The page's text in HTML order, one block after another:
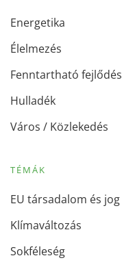
Energetika
Élelmezés
Fenntartható fejlődés
Hulladék
Város / Közlekedés
TÉMÁK
EU társadalom és jog
Klímaváltozás
Sokféleség